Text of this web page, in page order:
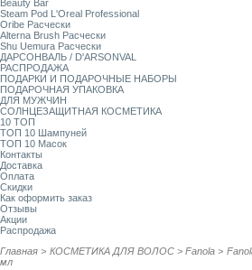
Beauty Bar
Steam Pod L'Oreal Professional
Oribe Расчески
Alterna Brush Расчески
Shu Uemura Расчески
ДАРСОНВАЛЬ / D'ARSONVAL
РАСПРОДАЖА
ПОДАРКИ И ПОДАРОЧНЫЕ НАБОРЫ
ПОДАРОЧНАЯ УПАКОВКА
ДЛЯ МУЖЧИН
СОЛНЦЕЗАЩИТНАЯ КОСМЕТИКА
10 ТОП
ТОП 10 Шампуней
ТОП 10 Масок
Контакты
Доставка
Оплата
Скидки
Как оформить заказ
Отзывы
Акции
Распродажа
Главная > КОСМЕТИКА ДЛЯ ВОЛОС > Fanola >
мл